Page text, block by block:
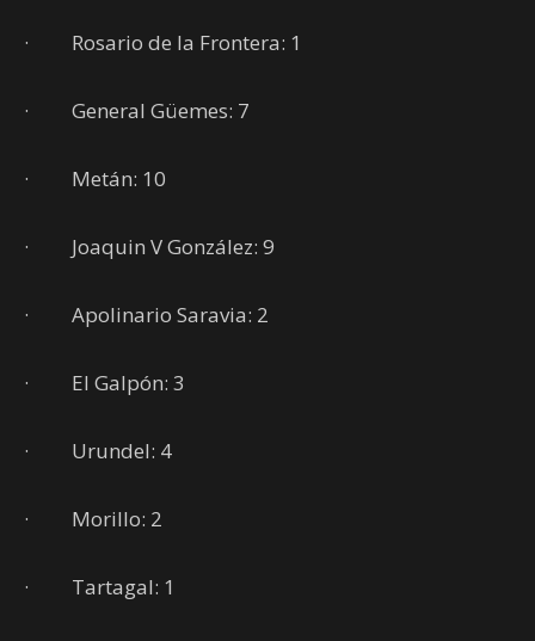
· Rosario de la Frontera: 1
· General Güemes: 7
· Metán: 10
· Joaquin V González: 9
· Apolinario Saravia: 2
· El Galpón: 3
· Urundel: 4
· Morillo: 2
· Tartagal: 1